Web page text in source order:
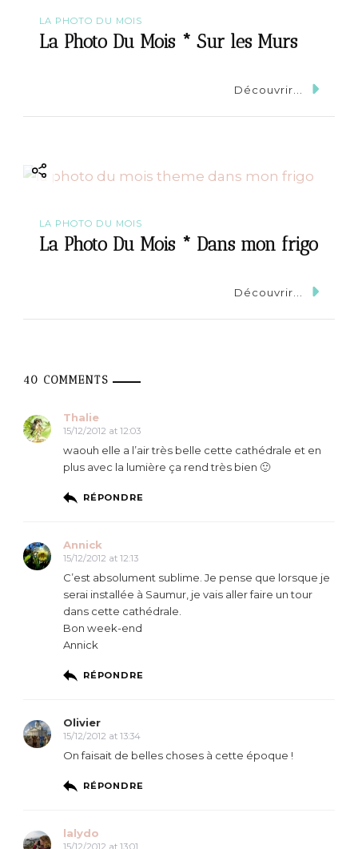
LA PHOTO DU MOIS
La Photo Du Mois * Sur les Murs
Découvrir...
LA PHOTO DU MOIS
La Photo Du Mois * Dans mon frigo
Découvrir...
40 COMMENTS
Thalie
15/12/2012 at 12:03
waouh elle a l’air très belle cette cathédrale et en
plus avec la lumière ça rend très bien 🙂
RÉPONDRE
Annick
15/12/2012 at 12:13
C’est absolument sublime. Je pense que lorsque je
serai installée à Saumur, je vais aller faire un tour
dans cette cathédrale.
Bon week-end
Annick
RÉPONDRE
Olivier
15/12/2012 at 13:34
On faisait de belles choses à cette époque !
RÉPONDRE
lalydo
15/12/2012 at 13:01